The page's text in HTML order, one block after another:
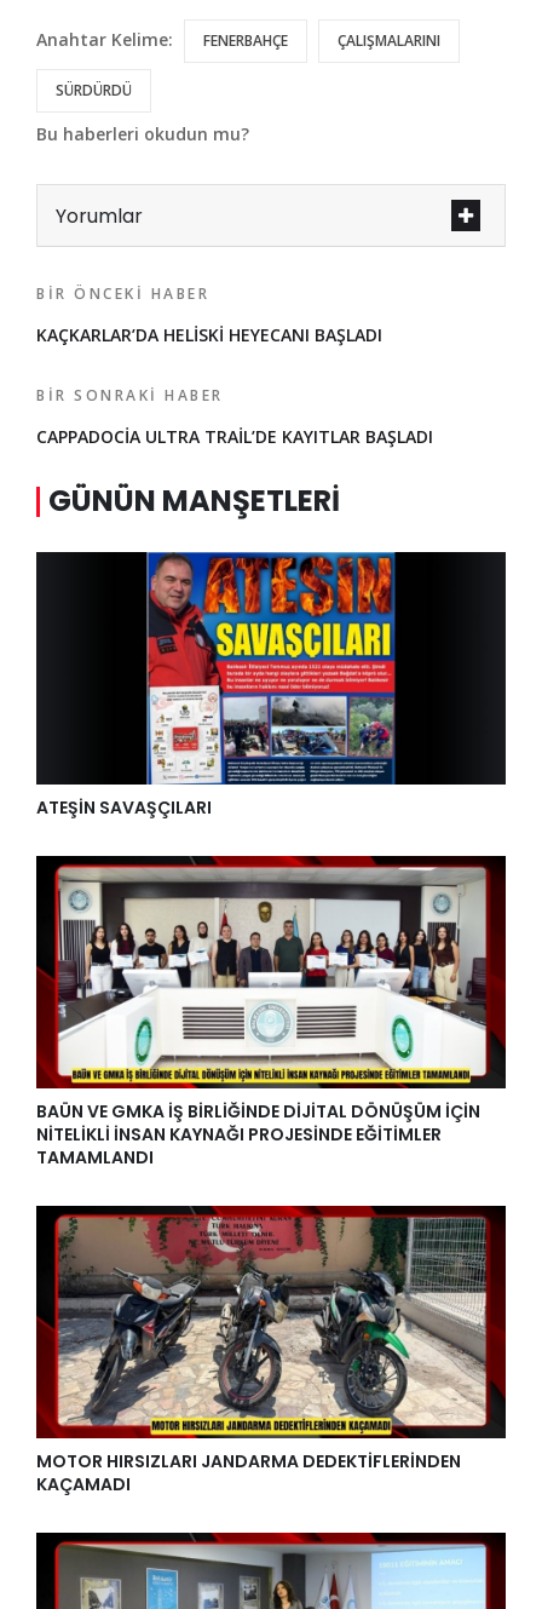
Anahtar Kelime: FENERBAHÇE ÇALIŞMALARINI
SÜRDÜRDÜ
Bu haberleri okudun mu?
Yorumlar
BIR ÖNCEKI HABER
KAÇKARLAR’DA HELİSKİ HEYECANI BAŞLADI
BIR SONRAKI HABER
CAPPADOCİA ULTRA TRAİL’DE KAYITLAR BAŞLADI
GÜNÜN MANŞETLERI
ATEŞİN SAVAŞÇILARI
BAÜN VE GMKA İŞ BİRLİĞİNDE DİJİTAL DÖNÜŞÜM İÇİN
NİTELİKLİ İNSAN KAYNAĞI PROJESİNDE EĞİTİMLER
TAMAMLANDI
MOTOR HIRSIZLARI JANDARMA DEDEKTİFLERİNDEN
KAÇAMADI